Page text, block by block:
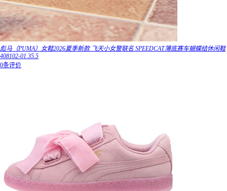
彪马（PUMA）女鞋2026夏季新款 飞天小女警联名 SPEEDCAT薄底赛车蝴蝶结休闲鞋
408102-01 35.5
0条评价